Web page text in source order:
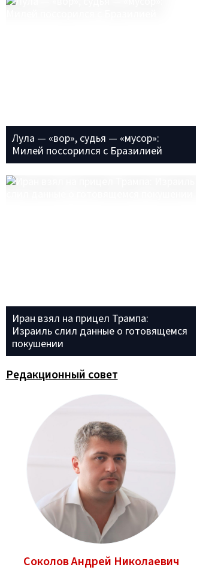
Лула — «вор», судья — «мусор»:
Милей поссорился с Бразилией
Иран взял на прицел Трампа:
Израиль слил данные о готовящемся
покушении
Редакционный совет
Соколов Андрей Николаевич